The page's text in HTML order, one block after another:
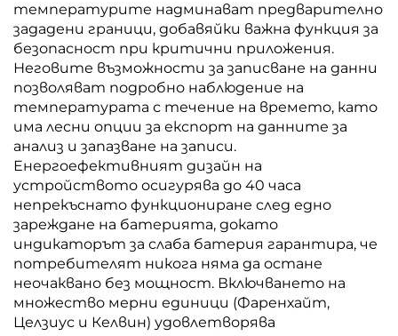
температурите надминават предварително
зададени граници, добавяйки важна функция за
безопасност при критични приложения.
Неговите възможности за записване на данни
позволяват подробно наблюдение на
температурата с течение на времето, като
има лесни опции за експорт на данните за
анализ и запазване на записи.
Енергоефективният дизайн на
устройството осигурява до 40 часа
непрекъснато функциониране след едно
зареждане на батерията, докато
индикаторът за слаба батерия гарантира, че
потребителят никога няма да остане
неочаквано без мощност. Включването на
множество мерни единици (Фаренхайт,
Целзиус и Келвин) удовлетворява